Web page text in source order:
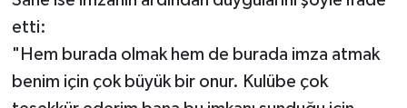
etti:
"Hem burada olmak hem de burada imza atmak
benim için çok büyük bir onur. Kulübe çok